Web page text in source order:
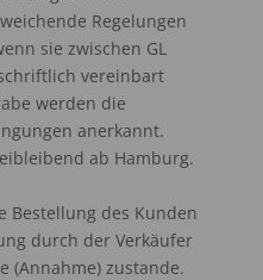
Regelungen
sie zwischen GL
vereinbart
werden die
anerkannt.
ab Hamburg.
Bestellung des Kunden
durch der Verkäufer
(Annahme) zustande.